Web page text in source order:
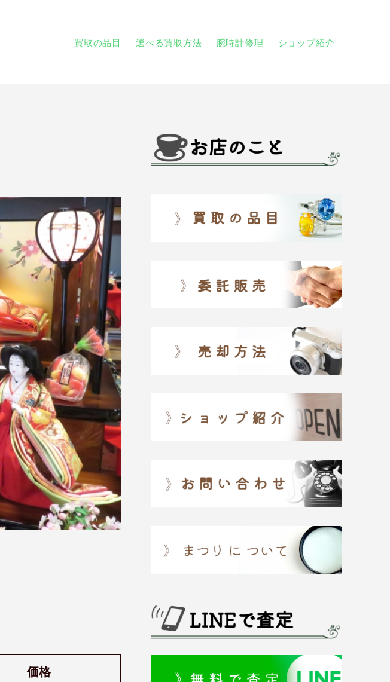
買取の品目 選べる買取方法 腕時計修理 ショップ紹介
価格